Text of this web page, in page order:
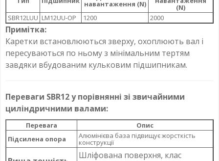
навантаження (N)
(N)
SBR12LUU LM12UU-OP 1200 2000
Примітка:
Каретки встановлюються зверху, охоплюють вал і
пересуваються по ньому з мінімальним тертям
завдяки вбудованим кульковим підшипникам.
Переваги SBR12 у порівнянні зі звичайними
циліндричними валами:
Перевага
Опис
Підсилена опора
Алюмінієва база підвищує жорсткість
конструкції
Шліфована поверхня, клас